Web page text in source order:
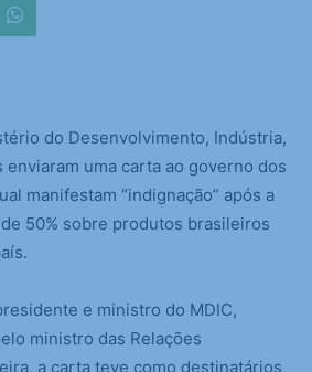
do Desenvolvimento, Indústria,
uma carta ao governo dos
manifestam “indignação” após a
50% sobre produtos brasileiros
e ministro do MDIC,
ministro das Relações
a carta teve como destinatários